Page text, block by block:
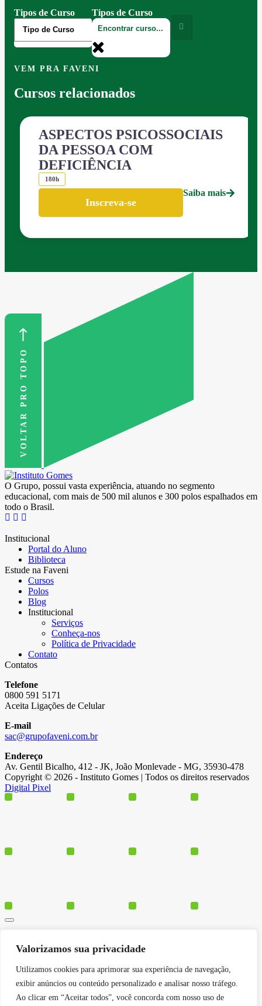
Valorizamos sua privacidade
Utilizamos cookies para aprimorar sua experiência de navegação,
exibir anúncios ou conteúdo personalizado e analisar nosso tráfego.
Ao clicar em “Aceitar todos”, você concorda com nosso uso de
Tipos de Curso
Tipos de Curso
VEM PRA FAVENI
Cursos relacionados
ASPECTOS PSICOSSOCIAIS
DA PESSOA COM
DEFICIÊNCIA
180h
Inscreva-se
Saiba mais
VOLTAR PRO TOPO
O Grupo, possui vasta experiência, atuando no segmento
educacional, com mais de 500 mil alunos e 300 polos espalhados em
todo o Brasil.
Institucional
Portal do Aluno
Biblioteca
Estude na Faveni
Cursos
Polos
Blog
Institucional
Serviços
Conheça-nos
Política de Privacidade
Contato
Contatos
Telefone
0800 591 5171
Aceita Ligações de Celular
E-mail
sac@grupofaveni.com.br
Endereço
Av. Gentil Bicalho, 412 - JK, João Monlevade - MG, 35930-478
Copyright © 2026 - Instituto Gomes | Todos os direitos reservados
Digital Pixel
Polos
Institucional